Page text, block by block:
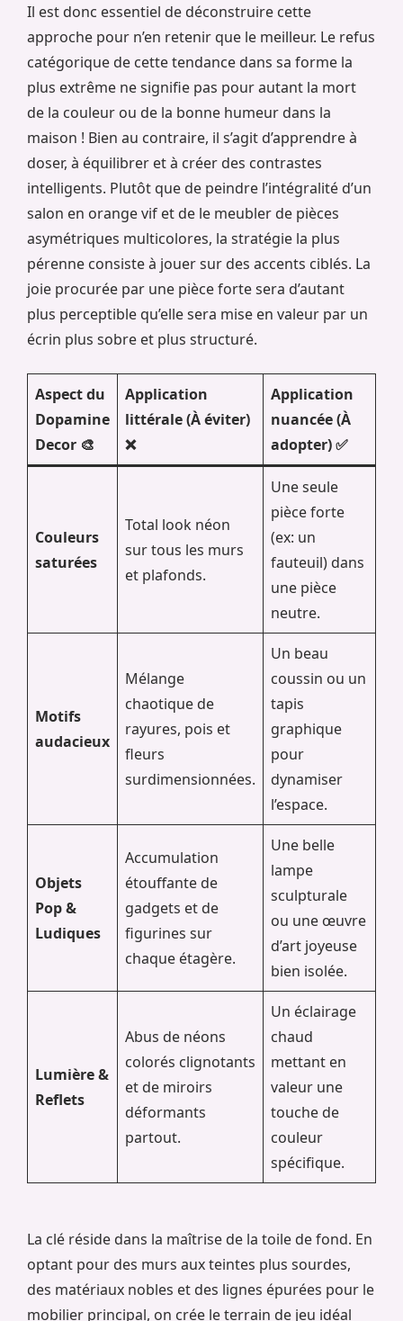
Il est donc essentiel de déconstruire cette
approche pour n’en retenir que le meilleur. Le refus
catégorique de cette tendance dans sa forme la
plus extrême ne signifie pas pour autant la mort
de la couleur ou de la bonne humeur dans la
maison ! Bien au contraire, il s’agit d’apprendre à
doser, à équilibrer et à créer des contrastes
intelligents. Plutôt que de peindre l’intégralité d’un
salon en orange vif et de le meubler de pièces
asymétriques multicolores, la stratégie la plus
pérenne consiste à jouer sur des accents ciblés. La
joie procurée par une pièce forte sera d’autant
plus perceptible qu’elle sera mise en valeur par un
écrin plus sobre et plus structuré.
Aspect du
Dopamine
Decor 🎨
Application
littérale (À éviter)
❌
Application
nuancée (À
adopter) ✅
Couleurs
saturées
Total look néon
sur tous les murs
et plafonds.
Une seule
pièce forte
(ex: un
fauteuil) dans
une pièce
neutre.
Motifs
audacieux
Mélange
chaotique de
rayures, pois et
fleurs
surdimensionnées.
Un beau
coussin ou un
tapis
graphique
pour
dynamiser
l’espace.
Objets
Pop &
Ludiques
Accumulation
étouffante de
gadgets et de
figurines sur
chaque étagère.
Une belle
lampe
sculpturale
ou une œuvre
d’art joyeuse
bien isolée.
Lumière &
Reflets
Abus de néons
colorés clignotants
et de miroirs
déformants
partout.
Un éclairage
chaud
mettant en
valeur une
touche de
couleur
spécifique.
La clé réside dans la maîtrise de la toile de fond. En
optant pour des murs aux teintes plus sourdes,
des matériaux nobles et des lignes épurées pour le
mobilier principal, on crée le terrain de jeu idéal